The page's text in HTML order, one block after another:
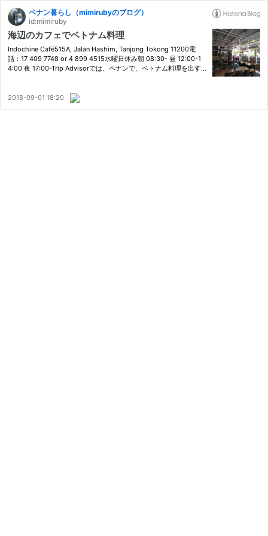
ペナン暮らし（mimirubyのブログ）
id:mimiruby
海辺のカフェでベトナム料理
Indochine Café515A, Jalan Hashim, Tanjong Tokong 11200電
話：17 409 7748 or 4 899 4515水曜日休み朝 08:30- 昼 12:00-1
4:00 夜 17:00-Trip Advisorでは、ペナンで、ベトナム料理を出す
して…
2018-09-01 18:20